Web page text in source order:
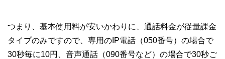
つまり、基本使用料が安いかわりに、通話料金が従量課金
タイプのみですので、専用のIP電話（050番号）の場合で
30秒毎に10円、音声通話（090番号など）の場合で30秒ご